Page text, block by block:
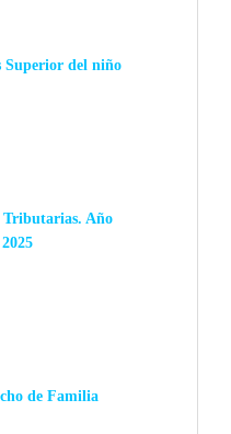
Superior del niño
Tributarias. Año
de Familia